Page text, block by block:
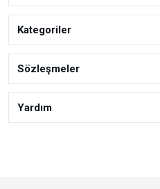
Kategoriler
Sözleşmeler
Yardım